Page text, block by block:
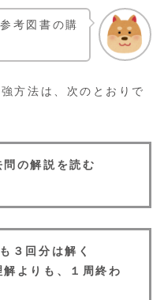
考図書の購
方法は、次のとおりで
の解説を読む
３回分は解く
よりも、１周終わ